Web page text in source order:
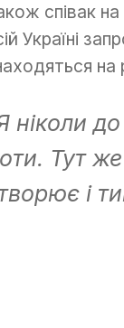
співак
Україні
на
ніколи
Тут
і